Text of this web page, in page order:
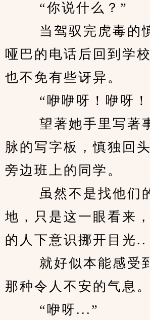
“你说什么？”
当驾驭完虎毒的
哑巴的电话后回到学
也不免有些讶异。
“咿咿呀！咿呀！
望著她手里写著
脉的写字板，慎独回
旁边班上的同学。
虽然不是找他们的
地，只是这一眼看来
的人下意识挪开目光..
就好似本能感受
那种令人不安的气息。
“咿呀...”